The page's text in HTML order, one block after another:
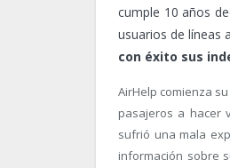
cumple 10 años
usuarios de líneas
con éxito sus
AirHelp comienza
pasajeros a hacer
sufrió una mala
información sobre